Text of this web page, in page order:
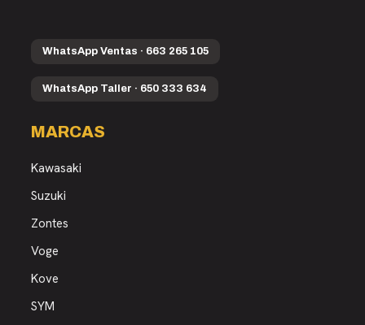
WhatsApp Ventas · 663 265 105
WhatsApp Taller · 650 333 634
MARCAS
Kawasaki
Suzuki
Zontes
Voge
Kove
SYM